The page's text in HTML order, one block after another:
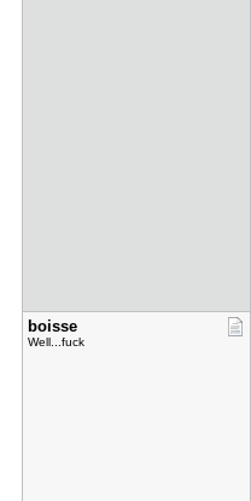
boisse
Well...fuck